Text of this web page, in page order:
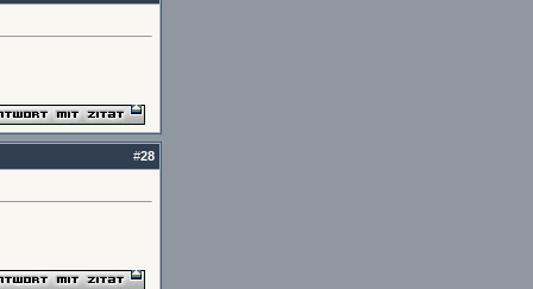
#28